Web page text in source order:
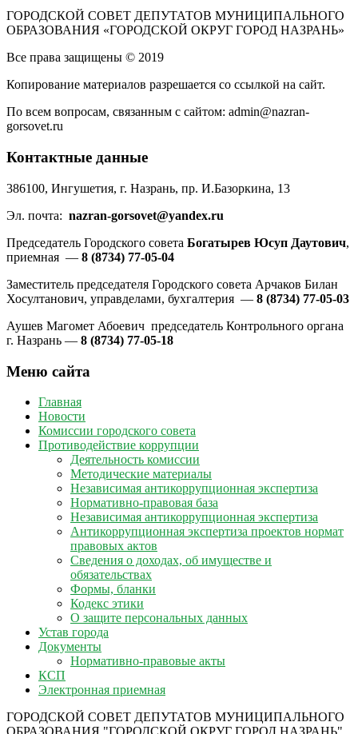
ГОРОДСКОЙ СОВЕТ ДЕПУТАТОВ МУНИЦИПАЛЬНОГО
ОБРАЗОВАНИЯ «ГОРОДСКОЙ ОКРУГ ГОРОД НАЗРАНЬ»
Все права защищены © 2019
Копирование материалов разрешается со ссылкой на сайт.
По всем вопросам, связанным с сайтом: admin@nazran-
gorsovet.ru
Контактные данные
386100, Ингушетия, г. Назрань, пр. И.Базоркина, 13
Эл. почта: nazran-gorsovet@yandex.ru
Председатель Городского совета Богатырев Юсуп Даутович,
приемная — 8 (8734) 77-05-04
Заместитель председателя Городского совета Арчаков Билан
Хосултанович, управделами, бухгалтерия — 8 (8734) 77-05-03
Аушев Магомет Абоевич председатель Контрольного органа
г. Назрань — 8 (8734) 77-05-18
Меню сайта
Главная
Новости
Комиссии городского совета
Противодействие коррупции
Деятельность комиссии
Методические материалы
Независимая антикоррупционная экспертиза
Нормативно-правовая база
Независимая антикоррупционная экспертиза
Антикоррупционная экспертиза проектов нормат
правовых актов
Сведения о доходах, об имуществе и
обязательствах
Формы, бланки
Кодекс этики
О защите персональных данных
Устав города
Документы
Нормативно-правовые акты
КСП
Электронная приемная
ГОРОДСКОЙ СОВЕТ ДЕПУТАТОВ МУНИЦИПАЛЬНОГО